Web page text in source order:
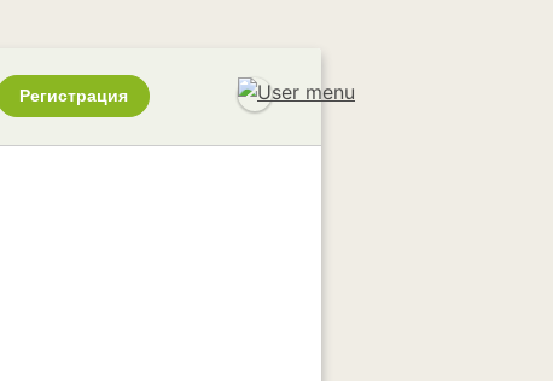
Регистрация